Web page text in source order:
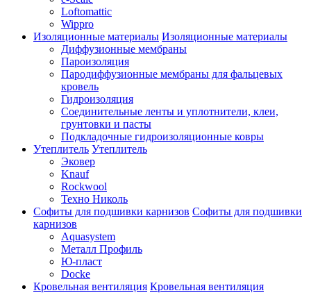
Loftomattic
Wippro
Изоляционные материалы Изоляционные материалы
Диффузионные мембраны
Пароизоляция
Пародиффузионные мембраны для фальцевых
кровель
Гидроизоляция
Соединительные ленты и уплотнители, клеи,
грунтовки и пасты
Подкладочные гидроизоляционные ковры
Утеплитель Утеплитель
Эковер
Knauf
Rockwool
Техно Николь
Софиты для подшивки карнизов Софиты для подшивки
карнизов
Aquasystem
Металл Профиль
Ю-пласт
Docke
Кровельная вентиляция Кровельная вентиляция